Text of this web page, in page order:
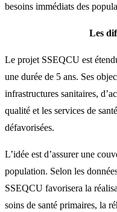
besoins immédiats des
Les
Le projet SSEQCU est
une durée de 5 ans. Ses
infrastructures sanitaires,
qualité et les services de
défavorisées.
L’idée est d’assurer une
population. Selon les
SSEQCU favorisera la
soins de santé primaires, la